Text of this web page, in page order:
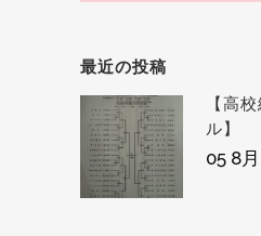
最近の投稿
【高
ル】
05 8